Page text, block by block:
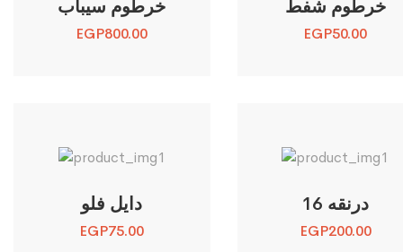
خرطوم سيباب
EGP800.00
خرطوم شفط
EGP50.00
دايل فلو
EGP75.00
درنقه 16
EGP200.00